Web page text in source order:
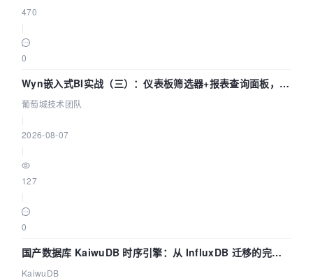
470
0
Wyn嵌入式BI实战（三）：仪表板筛选器+报表查询面板，参
数联动全闭环
葡萄城技术团队
2026-08-07
127
0
国产数据库 KaiwuDB 时序引擎：从 InfluxDB 迁移的完整
技术路径
KaiwuDB